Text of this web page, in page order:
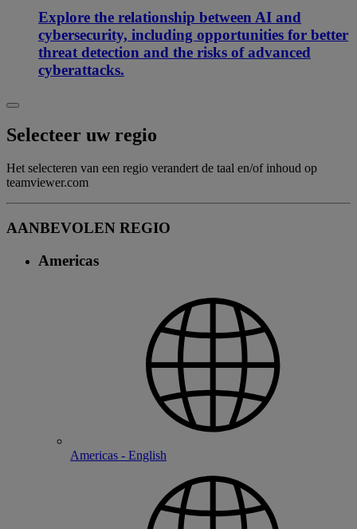
Explore the relationship between AI and
cybersecurity, including opportunities for better
threat detection and the risks of advanced
cyberattacks.
Selecteer uw regio
Het selecteren van een regio verandert de taal en/of inhoud op
teamviewer.com
AANBEVOLEN REGIO
Americas
Americas - English